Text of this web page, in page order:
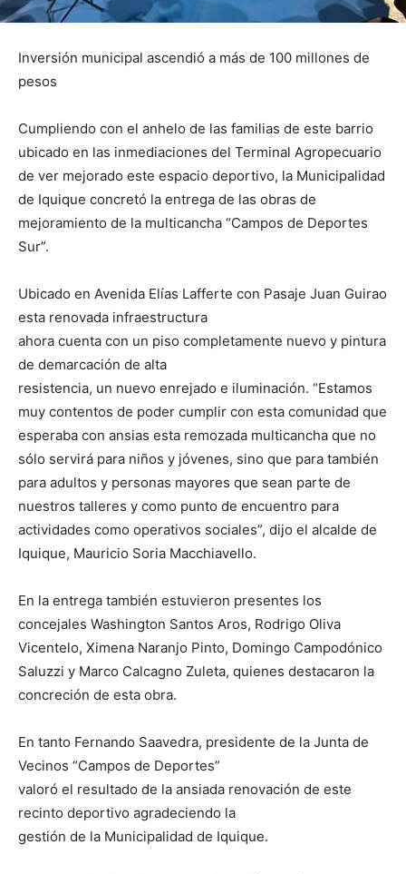
Inversión municipal ascendió a más de 100 millones de
pesos
Cumpliendo con el anhelo de las familias de este barrio
ubicado en las inmediaciones del Terminal Agropecuario
de ver mejorado este espacio deportivo, la Municipalidad
de Iquique concretó la entrega de las obras de
mejoramiento de la multicancha “Campos de Deportes
Sur”.
Ubicado en Avenida Elías Lafferte con Pasaje Juan Guirao
esta renovada infraestructura
ahora cuenta con un piso completamente nuevo y pintura
de demarcación de alta
resistencia, un nuevo enrejado e iluminación. “Estamos
muy contentos de poder cumplir con esta comunidad que
esperaba con ansias esta remozada multicancha que no
sólo servirá para niños y jóvenes, sino que para también
para adultos y personas mayores que sean parte de
nuestros talleres y como punto de encuentro para
actividades como operativos sociales”, dijo el alcalde de
Iquique, Mauricio Soria Macchiavello.
En la entrega también estuvieron presentes los
concejales Washington Santos Aros, Rodrigo Oliva
Vicentelo, Ximena Naranjo Pinto, Domingo Campodónico
Saluzzi y Marco Calcagno Zuleta, quienes destacaron la
concreción de esta obra.
En tanto Fernando Saavedra, presidente de la Junta de
Vecinos “Campos de Deportes”
valoró el resultado de la ansiada renovación de este
recinto deportivo agradeciendo la
gestión de la Municipalidad de Iquique.